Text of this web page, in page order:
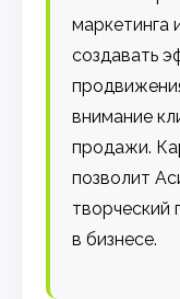
маркетинга
создавать
внимание
продажи.
позволит
творческий
в бизнесе.